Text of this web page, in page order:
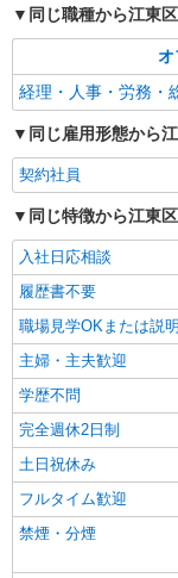
同じ職種から江東
オ
経理・人事・労務・
同じ雇用形態から
契約社員
同じ特徴から江東
入社日応相談
履歴書不要
職場見学OKまたは説
主婦・主夫歓迎
学歴不問
完全週休2日制
土日祝休み
フルタイム歓迎
禁煙・分煙